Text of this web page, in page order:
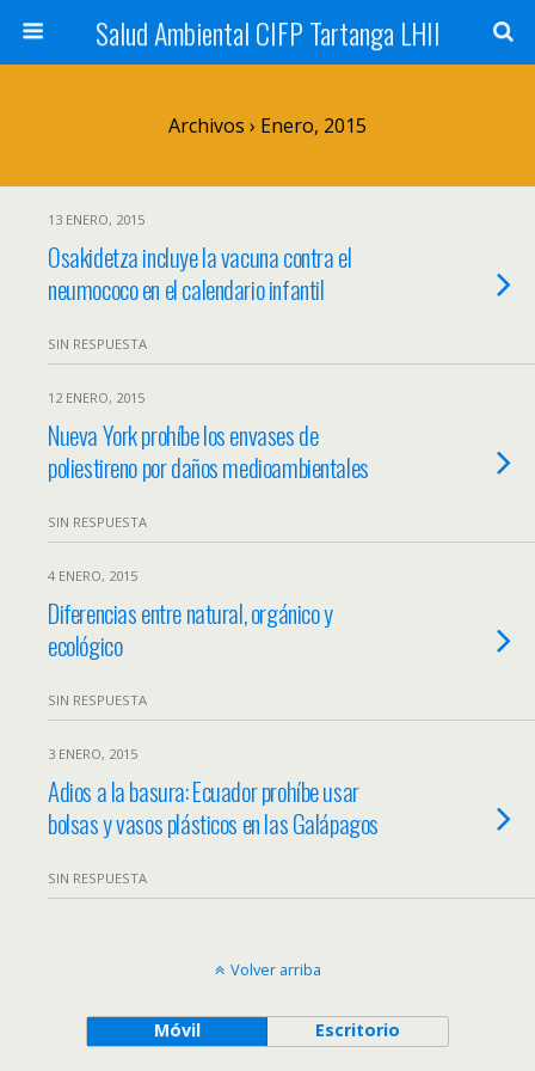
Salud Ambiental CIFP Tartanga LHII
Archivos › Enero, 2015
13 ENERO, 2015
Osakidetza incluye la vacuna contra el
neumococo en el calendario infantil
SIN RESPUESTA
12 ENERO, 2015
Nueva York prohíbe los envases de
poliestireno por daños medioambientales
SIN RESPUESTA
4 ENERO, 2015
Diferencias entre natural, orgánico y
ecológico
SIN RESPUESTA
3 ENERO, 2015
Adios a la basura: Ecuador prohíbe usar
bolsas y vasos plásticos en las Galápagos
SIN RESPUESTA
Volver arriba
Móvil Escritorio